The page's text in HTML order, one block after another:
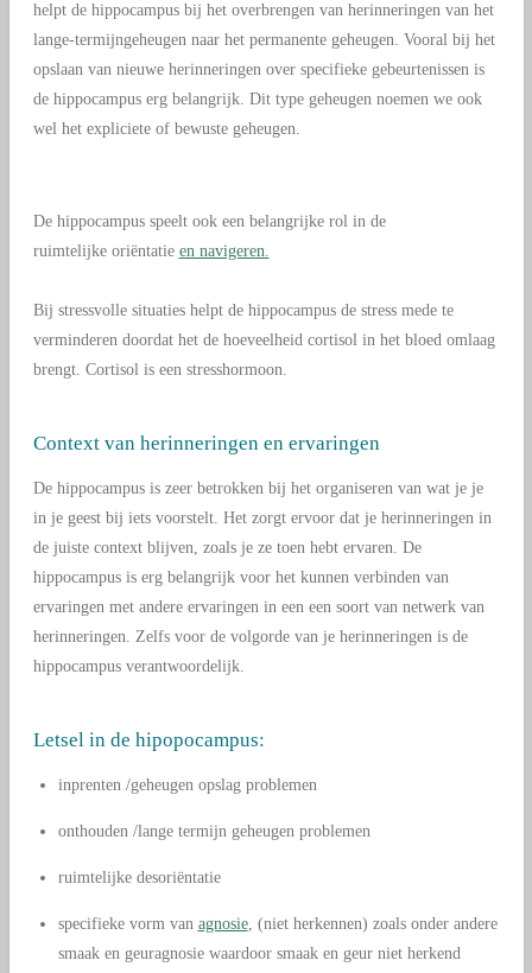
helpt de hippocampus bij het overbrengen van herinneringen van het
lange-termijngeheugen naar het permanente geheugen. Vooral bij het
opslaan van nieuwe herinneringen over specifieke gebeurtenissen is
de hippocampus erg belangrijk. Dit type geheugen noemen we ook
wel het expliciete of bewuste geheugen.
Dehippocampus speelt ook een belangrijke rol in de
ruimtelijkeoriëntatie en navigeren.
Bij stressvolle situaties helpt de hippocampus de stress mede te
verminderen doordat het de hoeveelheid cortisol in het bloed omlaag
brengt. Cortisol is een stresshormoon.
Context van herinneringen en ervaringen
De hippocampus is zeer betrokken bij het organiseren van wat je je
in je geest bij iets voorstelt. Het zorgt ervoor dat je herinneringen in
de juiste context blijven, zoals je ze toen hebt ervaren. De
hippocampus is erg belangrijk voor het kunnen verbinden van
ervaringen met andere ervaringen in een een soort van netwerk van
herinneringen. Zelfs voor de volgorde van je herinneringen is de
hippocampus verantwoordelijk.
Letsel in de hipopocampus:
inprenten /geheugen opslag problemen
onthouden /lange termijn geheugen problemen
ruimtelijke desoriëntatie
specifieke vorm van agnosie, (niet herkennen) zoals onder andere
smaak en geuragnosie waardoor smaak en geur niet herkend